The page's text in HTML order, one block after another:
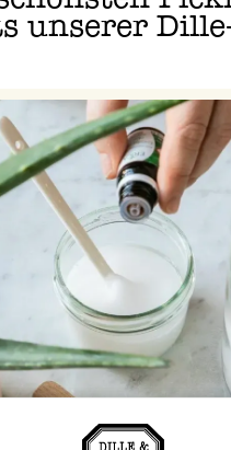
unserer
bei Dille